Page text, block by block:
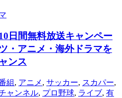
日間無料放送キャンペー
・アニメ・海外ドラマを
ンス
組, アニメ , サッカー, スカパー,
ャンネル, プロ野球, ライブ, 有